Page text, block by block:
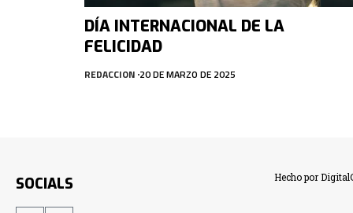
DÍA INTERNACIONAL DE LA
FELICIDAD
REDACCION 20 DE MARZO DE 2025
SOCIALS Hecho por